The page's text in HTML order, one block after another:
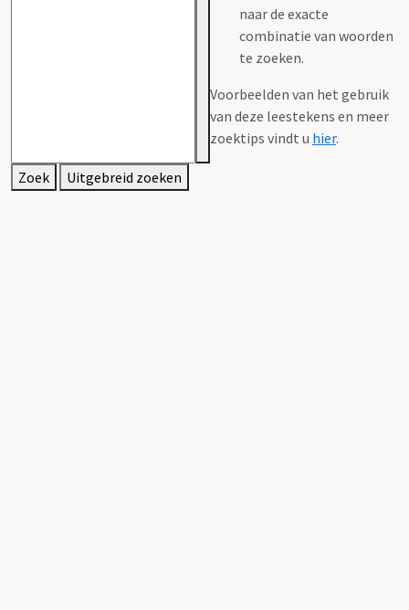
naar de exacte
combinatie van woorden
te zoeken.
Voorbeelden van het gebruik
van deze leestekens en meer
zoektips vindt u hier.
Zoek Uitgebreid zoeken